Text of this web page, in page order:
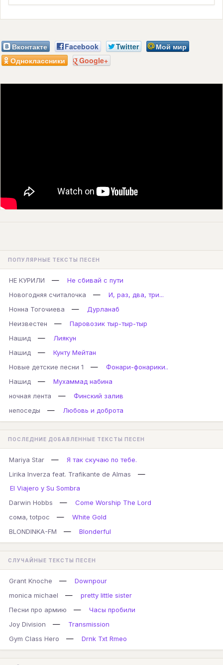
Вконтакте Facebook Twitter
Мой мир
Одноклассники
Google+
ПОПУЛЯРНЫЕ ТЕКСТЫ ПЕСЕН
НЕ КУРИЛИ —
Не сбивай с пути
Новогодняя считалочка
—
И, раз, два, три...
Нонна Тогочиева
—
Дурланаб
Неизвестен
—
Паровозик тыр-тыр-тыр
Нашид
—
Лиякун
Нашид
—
Кунту Мейтан
Новые детские песни 1
—
Фонари-фонарики..
Нашид
—
Мухаммад набина
ночная лента
—
Финский залив
непоседы
— Любовь и доброта
ПОСЛЕДНИЕ ДОБАВЛЕННЫЕ ТЕКСТЫ ПЕСЕН
Mariya Star —
Я так скучаю по тебе.
Lirika Inverza feat. Trafikante de Almas
—
El Viajero y Su Sombra
Darwin Hobbs
—
Come Worship The Lord
сома, totpoc
—
White Gold
BLONDINKA-FM
— Blonderful
СЛУЧАЙНЫЕ ТЕКСТЫ ПЕСЕН
Grant Knoche —
Downpour
monica michael
—
pretty little sister
Песни про армию
—
Часы пробили
Joy Division
—
Transmission
Gym Class Hero
— Drnk Txt Rmeo